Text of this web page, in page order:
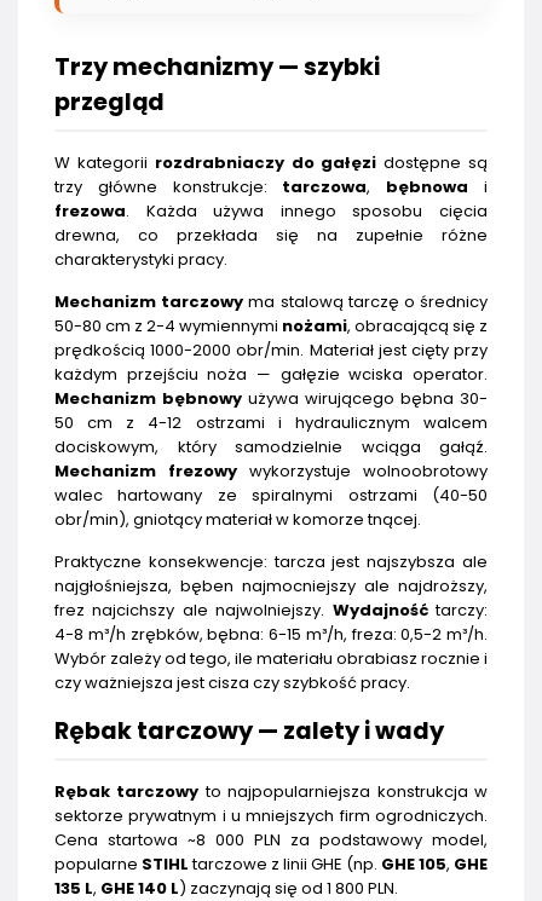
Trzy mechanizmy — szybki
przegląd
W kategorii rozdrabniaczy do gałęzi dostępne są
trzy główne konstrukcje: tarczowa, bębnowa i
frezowa. Każda używa innego sposobu cięcia
drewna, co przekłada się na zupełnie różne
charakterystyki pracy.
Mechanizm tarczowy ma stalową tarczę o średnicy
50-80 cm z 2-4 wymiennymi nożami, obracającą się z
prędkością 1000-2000 obr/min. Materiał jest cięty przy
każdym przejściu noża — gałęzie wciska operator.
Mechanizm bębnowy używa wirującego bębna 30-
50 cm z 4-12 ostrzami i hydraulicznym walcem
dociskowym, który samodzielnie wciąga gałąź.
Mechanizm frezowy wykorzystuje wolnoobrotowy
walec hartowany ze spiralnymi ostrzami (40-50
obr/min), gniotący materiał w komorze tnącej.
Praktyczne konsekwencje: tarcza jest najszybsza ale
najgłośniejsza, bęben najmocniejszy ale najdroższy,
frez najcichszy ale najwolniejszy. Wydajnośćtarczy:
4-8 m³/h zrębków, bębna: 6-15 m³/h, freza: 0,5-2 m³/h.
Wybór zależy od tego, ile materiału obrabiasz rocznie i
czy ważniejsza jest cisza czy szybkość pracy.
Rębak tarczowy — zalety i wady
Rębak tarczowy to najpopularniejsza konstrukcja w
sektorze prywatnym i u mniejszych firm ogrodniczych.
Cena startowa ~8 000 PLN za podstawowy model,
popularne STIHLtarczowe z linii GHE (np. GHE 105, GHE
135 L, GHE 140 L) zaczynają się od 1 800 PLN.